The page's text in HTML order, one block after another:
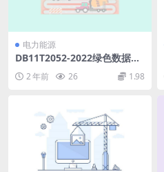
电力能源
DB11T2052-2022绿色数据中
2 年前 26 1.98